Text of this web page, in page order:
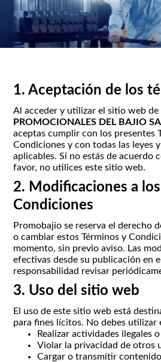
1. Aceptación de los
Al acceder y utilizar el sitio web de
PROMOCIONALES DEL BAJIO
aceptas cumplir con los presentes
Condiciones y con todas las leyes
aplicables. Si no estás de acuerdo
favor, no utilices este sitio web.
2. Modificaciones a
Condiciones
Promobajío se reserva el derecho
o cambiar estos Términos y
momento, sin previo aviso. Las
efectivas desde su publicación en
responsabilidad revisar
3. Uso del sitio web
El uso de este sitio web está
para fines lícitos. No debes utilizar
Realizar actividades ilegales
Violar la privacidad de otros
Cargar o transmitir